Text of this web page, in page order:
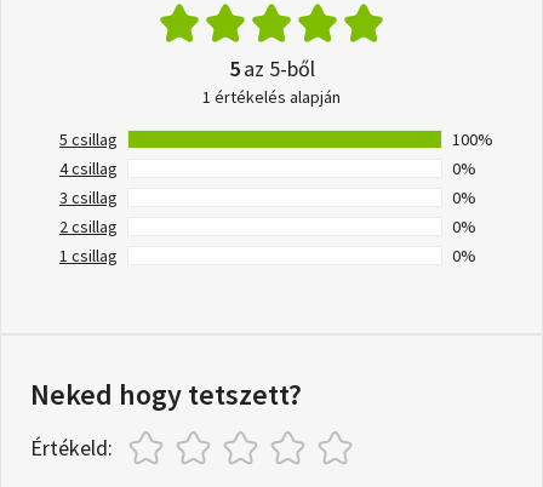
5az 5-ből
1 értékelés alapján
5 csillag
100%
4 csillag
0%
3 csillag
0%
2 csillag
0%
1 csillag
0%
Neked hogy tetszett?
Értékeld: